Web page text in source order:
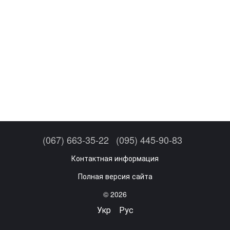
(067) 663-35-22 (095) 445-90-83
Контактная информация
Полная версия сайта
© 2026
Укр Рус